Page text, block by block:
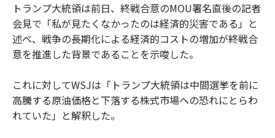
トランプ大統領は前日、終戦合意のMOU署名直後の記者
会見で「私が見たくなかったのは経済的災害である」と
述べ、戦争の長期化による経済的コストの増加が終戦合
意を推進した背景であることを示唆した。
これに対してWSJは「トランプ大統領は中間選挙を前に
高騰する原油価格と下落する株式市場への恐れにとらわ
れていた」と解釈した。